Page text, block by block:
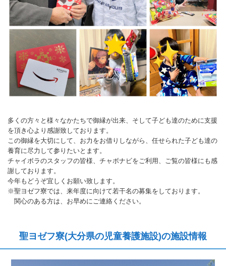
多くの方々と様々なかたちで御縁が出来、そして子ども達のために支援
を頂き心より感謝致しております。
この御縁を大切にして、お力をお借りしながら、任せられた子ども達の
養育に尽力して参りたいとます。
チャイボラのスタッフの皆様、チャボナビをご利用、ご覧の皆様にも感
謝しております。
今年もどうぞ宜しくお願い致します。
※聖ヨゼフ寮では、来年度に向けて若干名の募集をしております。
関心のある方は、お早めにご連絡ください。
聖ヨゼフ寮(大分県の児童養護施設)の施設情報